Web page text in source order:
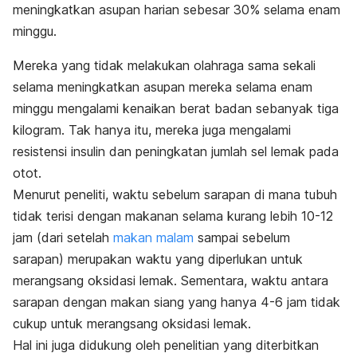
meningkatkan asupan harian sebesar 30% selama enam
minggu.
Mereka yang tidak melakukan olahraga sama sekali
selama meningkatkan asupan mereka selama enam
minggu mengalami kenaikan berat badan sebanyak tiga
kilogram. Tak hanya itu, mereka juga mengalami
resistensi insulin dan peningkatan jumlah sel lemak pada
otot.
Menurut peneliti, waktu sebelum sarapan di mana tubuh
tidak terisi dengan makanan selama kurang lebih 10-12
jam (dari setelah makan malam sampai sebelum
sarapan) merupakan waktu yang diperlukan untuk
merangsang oksidasi lemak. Sementara, waktu antara
sarapan dengan makan siang yang hanya 4-6 jam tidak
cukup untuk merangsang oksidasi lemak.
Hal ini juga didukung oleh penelitian yang diterbitkan